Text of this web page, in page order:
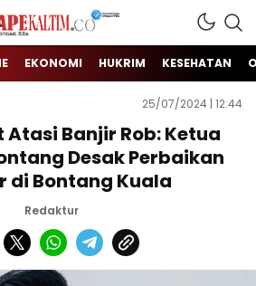
TEKAPE KALTIM
Informasi Kita
EKONOMI HUKRIM KESEHATAN
25/07/2024 | 12:44
Atasi Banjir Rob: Ketua
Desak Perbaikan
di Bontang Kuala
Redaktur